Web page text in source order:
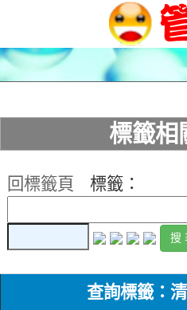
標籤相
回標籤頁
標籤：
查詢標籤：